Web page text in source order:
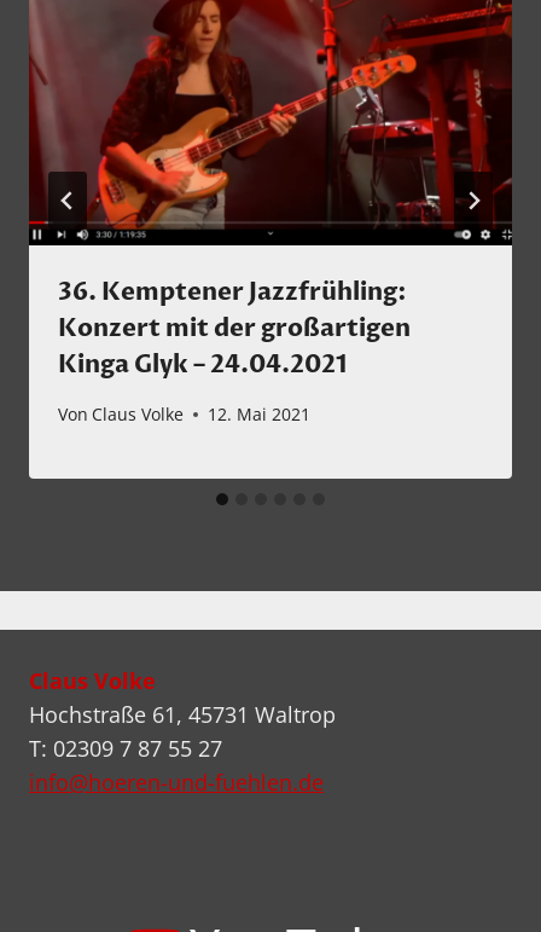
36. Kemptener Jazzfrühling:
Konzert mit der großartigen
Kinga Glyk – 24.04.2021
Von Claus Volke 12. Mai 2021
Claus Volke
Hochstraße 61, 45731 Waltrop
T: 02309 7 87 55 27
info@hoeren-und-fuehlen.de